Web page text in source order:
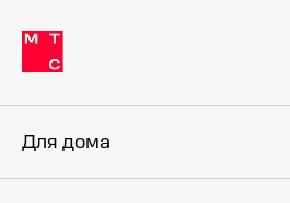
Для дома